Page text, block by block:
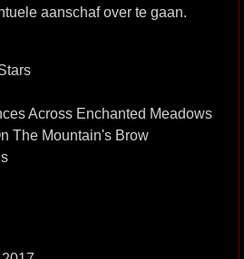
aanschaf over te gaan.
Across Enchanted Meadows
The Mountain's Brow